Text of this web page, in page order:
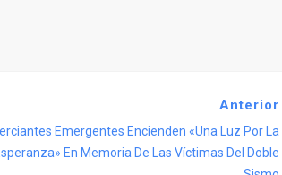
Anterior
Emergentes Encienden «Una Luz Por La
En Memoria De Las Víctimas Del Doble